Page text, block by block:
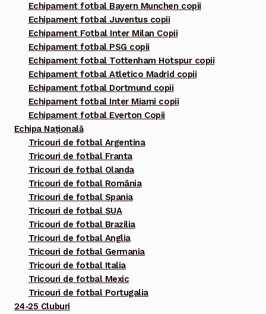
Echipament fotbal Bayern Munchen copii
Echipament fotbal Juventus copii
Echipament Fotbal Inter Milan Copii
Echipament fotbal PSG copii
Echipament fotbal Tottenham Hotspur copii
Echipament fotbal Atletico Madrid copii
Echipament fotbal Dortmund copii
Echipament fotbal Inter Miami copii
Echipament fotbal Everton Copii
Echipa Națională
Tricouri de fotbal Argentina
Tricouri de fotbal Franta
Tricouri de fotbal Olanda
Tricouri de fotbal România
Tricouri de fotbal Spania
Tricouri de fotbal SUA
Tricouri de fotbal Brazilia
Tricouri de fotbal Anglia
Tricouri de fotbal Germania
Tricouri de fotbal Italia
Tricouri de fotbal Mexic
Tricouri de fotbal Portugalia
24-25 Cluburi